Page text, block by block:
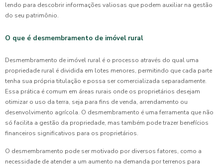
lendo para descobrir informações valiosas que podem auxiliar na gestão
do seu patrimônio.
O que é desmembramento de imóvel rural
Desmembramento de imóvel rural é o processo através do qual uma
propriedade rural é dividida em lotes menores, permitindo que cada parte
tenha sua própria titulação e possa ser comercializada separadamente.
Essa prática é comum em áreas rurais onde os proprietários desejam
otimizar o uso da terra, seja para fins de venda, arrendamento ou
desenvolvimento agrícola. O desmembramento é uma ferramenta que não
só facilita a gestão da propriedade, mas também pode trazer benefícios
financeiros significativos para os proprietários.
O desmembramento pode ser motivado por diversos fatores, como a
necessidade de atender a um aumento na demanda por terrenos para